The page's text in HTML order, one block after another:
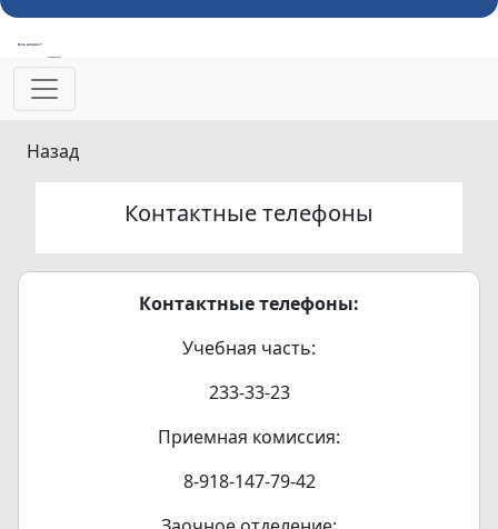
Есть вопрос?
Назад
Контактные телефоны
Контактные телефоны:
Учебная часть:
233-33-23
Приемная комиссия:
8-918-147-79-42